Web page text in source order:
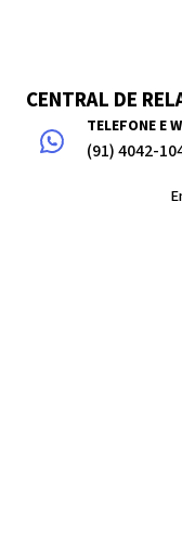
CENTRAL DE
TELEFONE E
(91) 4042-